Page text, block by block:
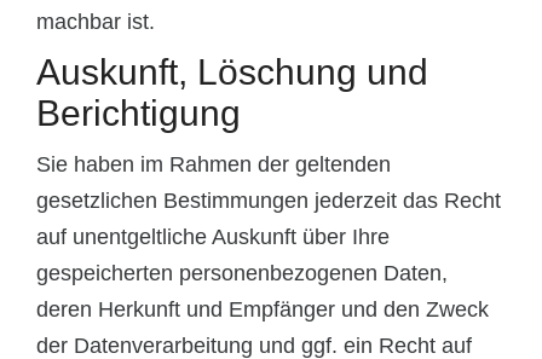
machbar ist.
Auskunft, Löschung und
Berichtigung
Sie haben im Rahmen der geltenden
gesetzlichen Bestimmungen jederzeit das Recht
auf unentgeltliche Auskunft über Ihre
gespeicherten personenbezogenen Daten,
deren Herkunft und Empfänger und den Zweck
der Datenverarbeitung und ggf. ein Recht auf